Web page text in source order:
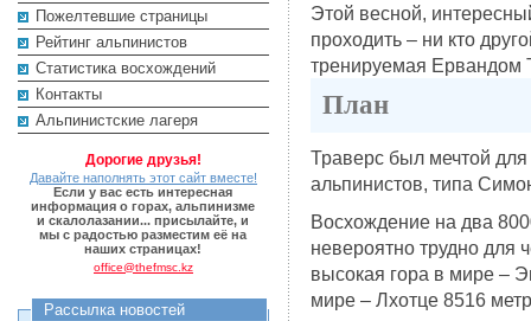
Пожелтевшие страницы
Рейтинг альпинистов
Cтатистика восхождений
Контакты
Альпинистские лагеря
Дорогие друзья!
Давайте наполнять этот сайт вместе!
Если у вас есть интересная
информация о горах, альпинизме
и скалолазании... присылайте, и
мы с радостью разместим её на
наших страницах!
office@thefmsc.kz
Рассылка новостей
Этой весной,
проходить – ни кто
тренируемая Ервандом
План
Траверс был мечтой
альпинистов, типа
Восхождение на два
невероятно трудно для
высокая гора в мире –
мире – Лхотце 8516